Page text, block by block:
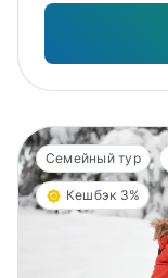
Семейный тур
Кешбэк 3%